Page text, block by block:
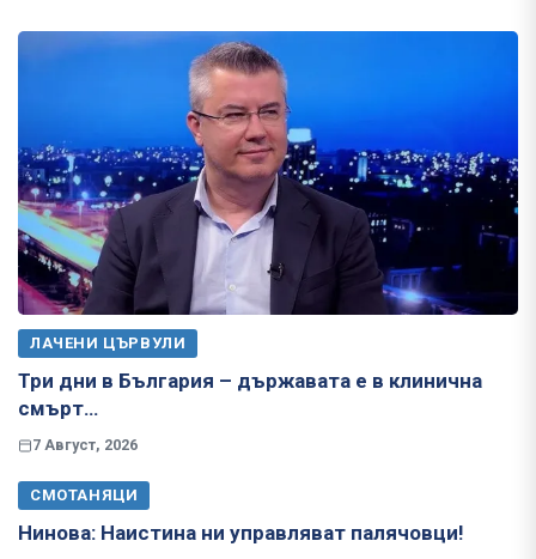
ЛАЧЕНИ ЦЪРВУЛИ
Три дни в България – държавата е в клинична
смърт…
7 Август, 2026
СМОТАНЯЦИ
Нинова: Наистина ни управляват палячовци!